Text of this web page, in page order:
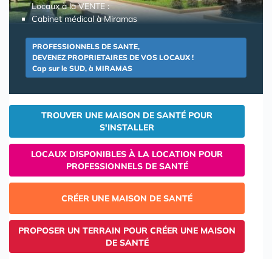
Locaux à la VENTE :
Cabinet médical à Miramas
PROFESSIONNELS DE SANTE,
DEVENEZ PROPRIETAIRES DE VOS LOCAUX !
Cap sur le SUD, à MIRAMAS
TROUVER UNE MAISON DE SANTÉ POUR
S'INSTALLER
LOCAUX DISPONIBLES À LA LOCATION POUR
PROFESSIONNELS DE SANTÉ
CRÉER UNE MAISON DE SANTÉ
PROPOSER UN TERRAIN POUR CRÉER UNE MAISON
DE SANTÉ